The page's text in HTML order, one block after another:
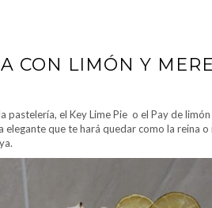
CON LIMÓN Y
pastelería, el Key Lime Pie o el Pay de
que te hará quedar como la reina o